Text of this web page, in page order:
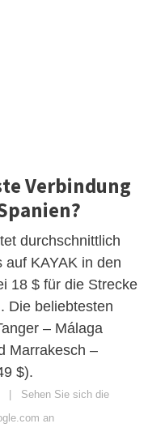
Verbindung
durchschnittlich
KAYAK in den
18 $ für die Strecke
Die beliebtesten
– Málaga
Marrakesch –
$).
| Sehen Sie sich die
an